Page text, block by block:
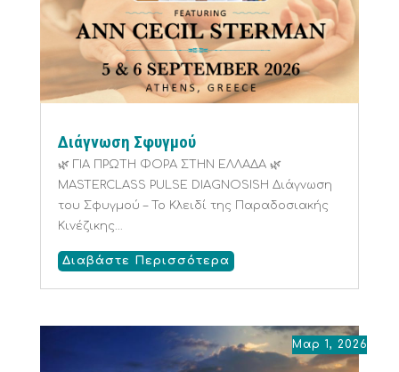
Διάγνωση Σφυγμού
🌿 ΓΙΑ ΠΡΩΤΗ ΦΟΡΑ ΣΤΗΝ ΕΛΛΑΔΑ 🌿
MASTERCLASS PULSE DIAGNOSISΗ Διάγνωση
του Σφυγμού – Το Κλειδί της Παραδοσιακής
Κινέζικης...
Διαβάστε Περισσότερα
Μαρ 1, 2026